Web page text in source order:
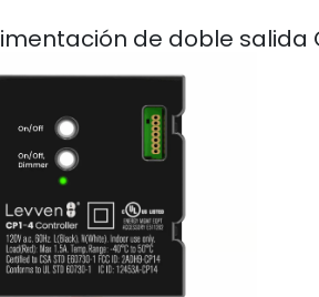
de doble salida